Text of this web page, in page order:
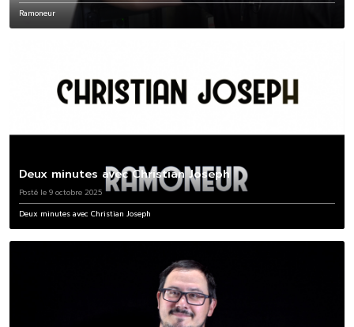
Ramoneur
Deux minutes avec Christian Joseph
Posté le 9 octobre 2025
Deux minutes avec Christian Joseph